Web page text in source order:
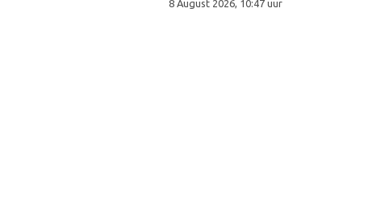
8 August 2026, 10:47 uur